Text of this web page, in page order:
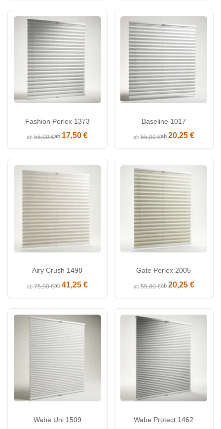
Fashion Perlex 1373
ab55,00 €ab 17,50 €
Baseline 1017
ab55,00 €ab 20,25 €
Airy Crush 1498
ab75,00 €ab41,25 €
Gate Perlex 2005
ab55,00 €ab 20,25 €
Wabe Uni 1509 Wabe Protect 1462